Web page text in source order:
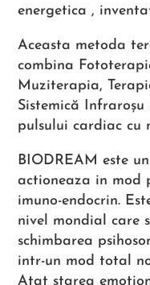
energetica ,
Aceasta metoda
combina
Muziterapia,
Sistemică
pulsului cardiac cu
BIODREAM este
actioneaza in mod
imuno-endocrin.
nivel mondial care
schimbarea
intr-un mod total
Atat starea